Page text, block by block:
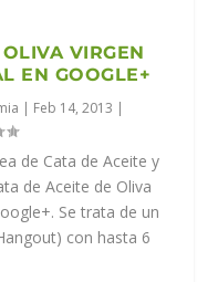
VIRGEN
EN GOOGLE+
| Feb 14, 2013 |
de Cata de Aceite y
de Aceite de Oliva
Se trata de un
con hasta 6